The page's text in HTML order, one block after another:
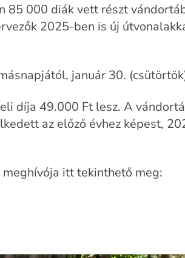
85 000 diák vett részt
2025-ben is új
január 30.
díja 49.000 Ft lesz. A
az előző évhez képest,
itt tekinthető meg: